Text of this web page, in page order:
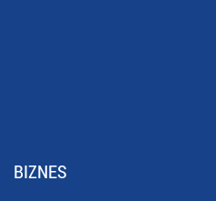
BIZNES